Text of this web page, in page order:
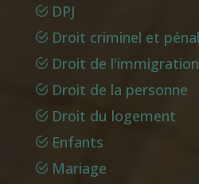
DPJ
Droit criminel et pénal
Droit de l'immigration
Droit de la personne
Droit du logement
Enfants
Mariage